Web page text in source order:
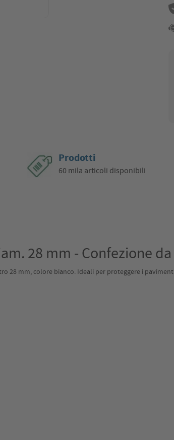
Prodotti
60 mila articoli disponibili
28 mm - Confezione da
28 mm, colore bianco. Ideali per proteggere i